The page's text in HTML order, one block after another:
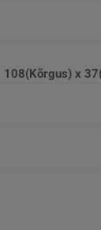
108(Kõrgus) x